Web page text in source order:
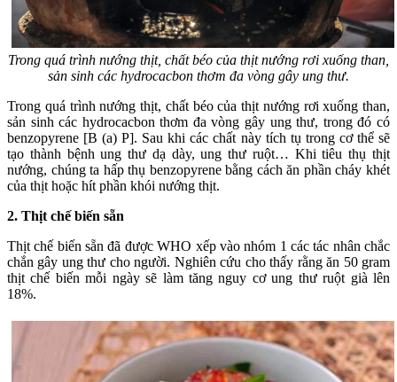
Trong quá trình nướng thịt, chất béo của thịt nướng rơi xuống than,
sản sinh các hydrocacbon thơm đa vòng gây ung thư.
Trong quá trình nướng thịt, chất béo của thịt nướng rơi xuống than,
sản sinh các hydrocacbon thơm đa vòng gây ung thư, trong đó có
benzopyrene [B (a) P]. Sau khi các chất này tích tụ trong cơ thể sẽ
tạo thành bệnh ung thư dạ dày, ung thư ruột… Khi tiêu thụ thịt
nướng, chúng ta hấp thụ benzopyrene bằng cách ăn phần cháy khét
của thịt hoặc hít phần khói nướng thịt.
2. Thịt chế biến sẵn
Thịt chế biến sẵn đã được WHO xếp vào nhóm 1 các tác nhân chắc
chắn gây ung thư cho người. Nghiên cứu cho thấy rằng ăn 50 gram
thịt chế biến mỗi ngày sẽ làm tăng nguy cơ ung thư ruột già lên
18%.